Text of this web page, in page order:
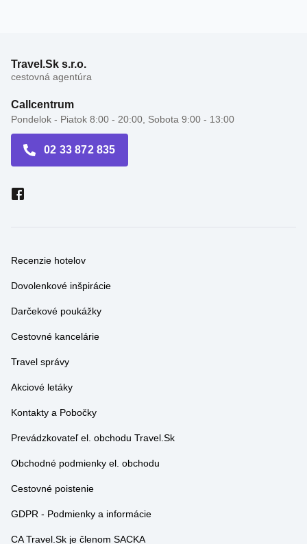
Callcentrum
02 33 872 835
Dovolenkové inšpirácie
Darčekové poukážky
Cestovné kancelárie
Travel správy
Akciové letáky
Kontakty a Pobočky
Prevádzkovateľ el. obchodu Travel.Sk
Obchodné podmienky el. obchodu
Cestovné poistenie
GDPR - Podmienky a informácie
CA Travel.Sk je členom SACKA